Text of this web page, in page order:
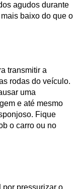
agudos durante
baixo do que o
transmitir a
rodas do veículo.
uma
e até mesmo
Fique
o carro ou no